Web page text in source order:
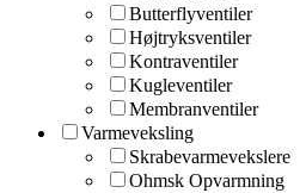
Butterflyventiler
Højtryksventiler
Kontraventiler
Kugleventiler
Membranventiler
Varmeveksling
Skrabevarmevekslere
Ohmsk Opvarmning